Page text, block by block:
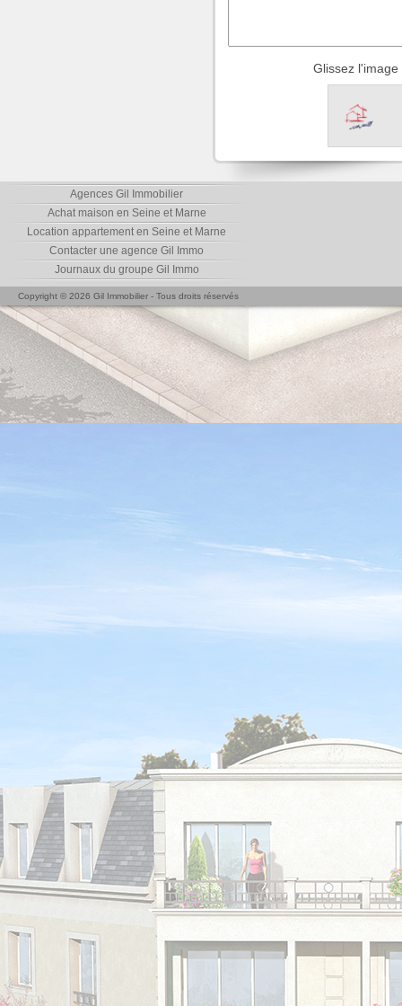
Glissez
Agences Gil Immobilier
Achat maison en Seine et Marne
Location appartement en Seine et Marne
Contacter une agence Gil Immo
Journaux du groupe Gil Immo
Copyright © 2026 Gil Immobilier - Tous droits réservés